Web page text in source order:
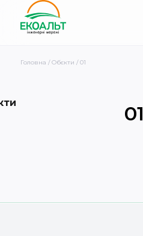
Головна /Обєкти / 01
01